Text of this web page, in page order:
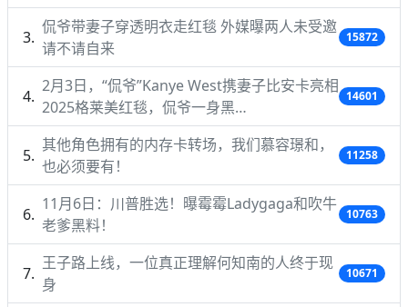
侃爷带妻子穿透明衣走红毯 外媒曝两人未受邀
请不请自来
15872
2月3日，“侃爷”Kanye West携妻子比安卡亮相
2025格莱美红毯，侃爷一身黑…
14601
其他角色拥有的内存卡转场，我们慕容璟和，
也必须要有！
11258
11月6日：川普胜选！曝霉霉Ladygaga和吹牛
老爹黑料！
10763
王子路上线，一位真正理解何知南的人终于现
身
10671